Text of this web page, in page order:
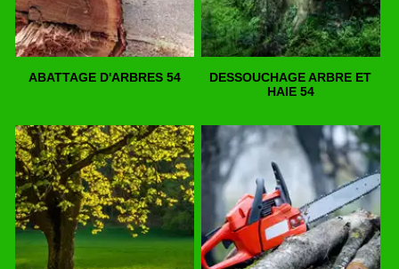
ABATTAGE D'ARBRES 54
DESSOUCHAGE ARBRE ET
HAIE 54